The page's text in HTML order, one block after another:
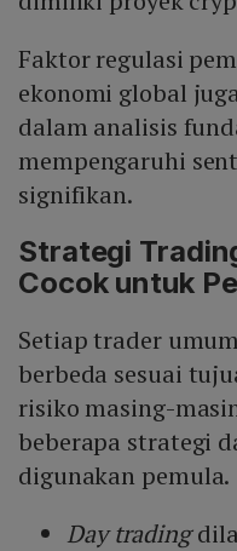
Faktor regulasi
ekonomi global
dalam analisis
mempengaruhi
signifikan.
Strategi
Cocok untuk
Setiap trader
berbeda sesuai
risiko masing-
beberapa strategi
digunakan pemula.
Day trading